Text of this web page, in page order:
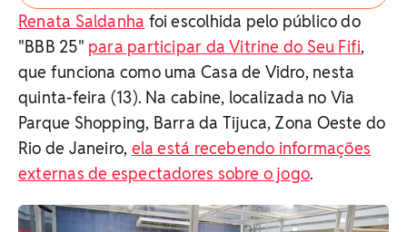
Renata Saldanha foi escolhida pelo público do
"BBB 25" para participar da Vitrine do Seu Fifi,
que funciona como uma Casa de Vidro, nesta
quinta-feira (13). Na cabine, localizada no Via
Parque Shopping, Barra da Tijuca, Zona Oeste do
Rio de Janeiro, ela está recebendo informações
externas de espectadores sobre o jogo.